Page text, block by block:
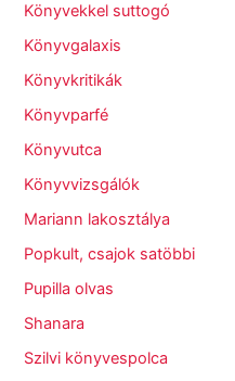
Könyvekkel suttogó
Könyvgalaxis
Könyvkritikák
Könyvparfé
Könyvutca
Könyvvizsgálók
Mariann lakosztálya
Popkult, csajok satöbbi
Pupilla olvas
Shanara
Szilvi könyvespolca